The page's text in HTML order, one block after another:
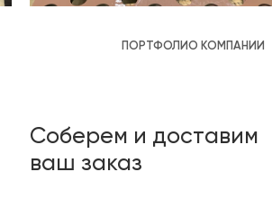
ПОРТФОЛИО КОМПАНИИ
Соберем и доставим
ваш заказ